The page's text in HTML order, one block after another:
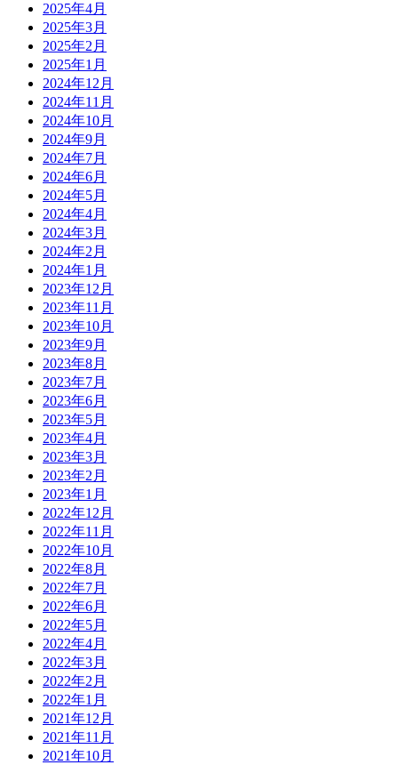
2025年4月
2025年3月
2025年2月
2025年1月
2024年12月
2024年11月
2024年10月
2024年9月
2024年7月
2024年6月
2024年5月
2024年4月
2024年3月
2024年2月
2024年1月
2023年12月
2023年11月
2023年10月
2023年9月
2023年8月
2023年7月
2023年6月
2023年5月
2023年4月
2023年3月
2023年2月
2023年1月
2022年12月
2022年11月
2022年10月
2022年8月
2022年7月
2022年6月
2022年5月
2022年4月
2022年3月
2022年2月
2022年1月
2021年12月
2021年11月
2021年10月